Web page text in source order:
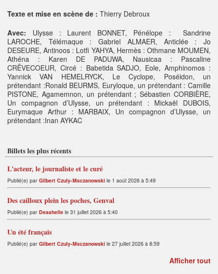
Texte et mise en scène de : Thierry Debroux
Avec: Ulysse : Laurent BONNET, Pénélope : Sandrine
LAROCHE, Télémaque : Gabriel ALMAER, Anticlée : Jo
DESEURE, Antinoos : Lotfi YAHYA, Hermès : Othmane MOUMEN,
Athéna : Karen DE PADUWA, Nausicaa : Pascaline
CRÊVECOEUR, Circé : Babetida SADJO, Eole, Amphinomos :
Yannick VAN HEMELRYCK, Le Cyclope, Poséidon, un
prétendant :Ronald BEURMS, Euryloque, un prétendant : Camille
PISTONE, Agamemnon, un prétendant ; Sébastien CORBIÈRE,
Un compagnon d’Ulysse, un prétendant : Mickaël DUBOIS,
Eurymaque Arthur : MARBAIX, Un compagnon d’Ulysse, un
prétendant :Inan AYKAC
Billets les plus récents
L'acteur, le journaliste et le curé
Publié(e) par Gilbert Czuly-Msczanowski le 1 août 2026 à 5:49
Des cailloux plein les poches, Genval
Publié(e) par Deashelle le 31 juillet 2026 à 5:40
Un été français
Publié(e) par Gilbert Czuly-Msczanowski le 27 juillet 2026 à 8:59
Afficher tout